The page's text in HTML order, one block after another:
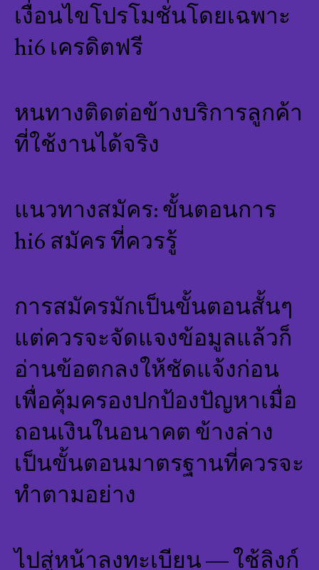
เงื่อนไขโปรโมชั่นโดยเฉพาะ
hi6 เครดิตฟรี
หนทางติดต่อข้างบริการลูกค้า
ที่ใช้งานได้จริง
แนวทางสมัคร: ขั้นตอนการ
hi6 สมัคร ที่ควรรู้
การสมัครมักเป็นขั้นตอนสั้นๆ
แต่ควรจะจัดแจงข้อมูลแล้วก็
อ่านข้อตกลงให้ชัดแจ้งก่อน
เพื่อคุ้มครองปกป้องปัญหาเมื่อ
ถอนเงินในอนาคต ข้างล่าง
เป็นขั้นตอนมาตรฐานที่ควรจะ
ทำตามอย่าง
ไปสู่หน้าลงทะเบียน — ใช้ลิงก์